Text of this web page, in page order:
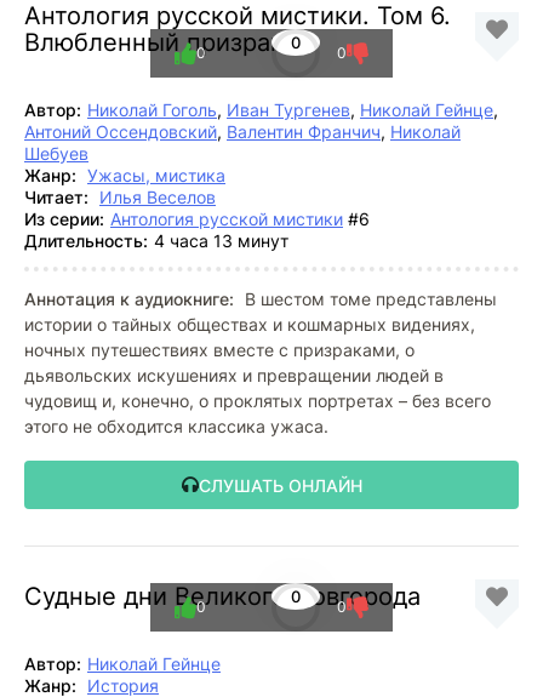
Антология русской мистики. Том 6.
Влюбленный призрак 0
0 0
Автор: Николай Гоголь, Иван Тургенев, Николай Гейнце,
Антоний Оссендовский, Валентин Франчич, Николай
Шебуев
Жанр: Ужасы, мистика
Читает:
Илья Веселов
Из серии: Антология русской мистики #6
Длительность: 4 часа 13 минут
Аннотация к аудиокниге:
В шестом томе представлены
истории о тайных обществах и кошмарных видениях,
ночных путешествиях вместе с призраками, о
дьявольских искушениях и превращении людей в
чудовищ и, конечно, о проклятых портретах – без всего
этого не обходится классика ужаса.
СЛУШАТЬ ОНЛАЙН
Судные дни Великого Новгорода
0
0 0
Автор: Николай Гейнце
Жанр:
История